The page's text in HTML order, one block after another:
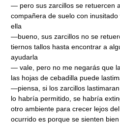
— pero sus zarcillos se retuercen
compañera de suelo con
ella
—bueno, sus zarcillos no se
tiernos tallos hasta encontrar a
ayudarla
— vale, pero no me negarás que
las hojas de cebadilla puede
—piensa, si los zarcillos
lo habría permitido, se habría
otro ambiente para crecer lejos
ocurrido es porque se sienten